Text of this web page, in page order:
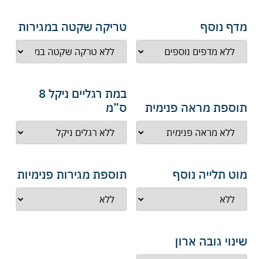
מדף נוסף טריקה שקטה במגירות
תוספת מראה פנימית
במת רגליים ניקל 8
ס”מ
מוט תלייה נוסף תוספת מגירות פנימיות
שינוי גובה ארון